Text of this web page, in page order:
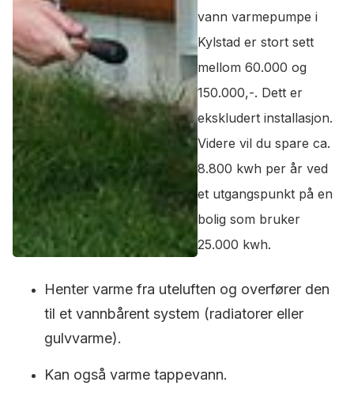
vann varmepumpe i
Kylstad er stort sett
mellom 60.000 og
150.000,-. Dett er
ekskludert installasjon.
Videre vil du spare ca.
8.800 kwh per år ved
et utgangspunkt på en
bolig som bruker
25.000 kwh.
Henter varme fra uteluften og overfører den
til et vannbårent system (radiatorer eller
gulvvarme).
Kan også varme tappevann.